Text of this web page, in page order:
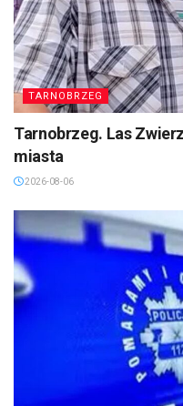
TARNOBRZEG
Tarnobrzeg. Las
miasta
2026-08-06